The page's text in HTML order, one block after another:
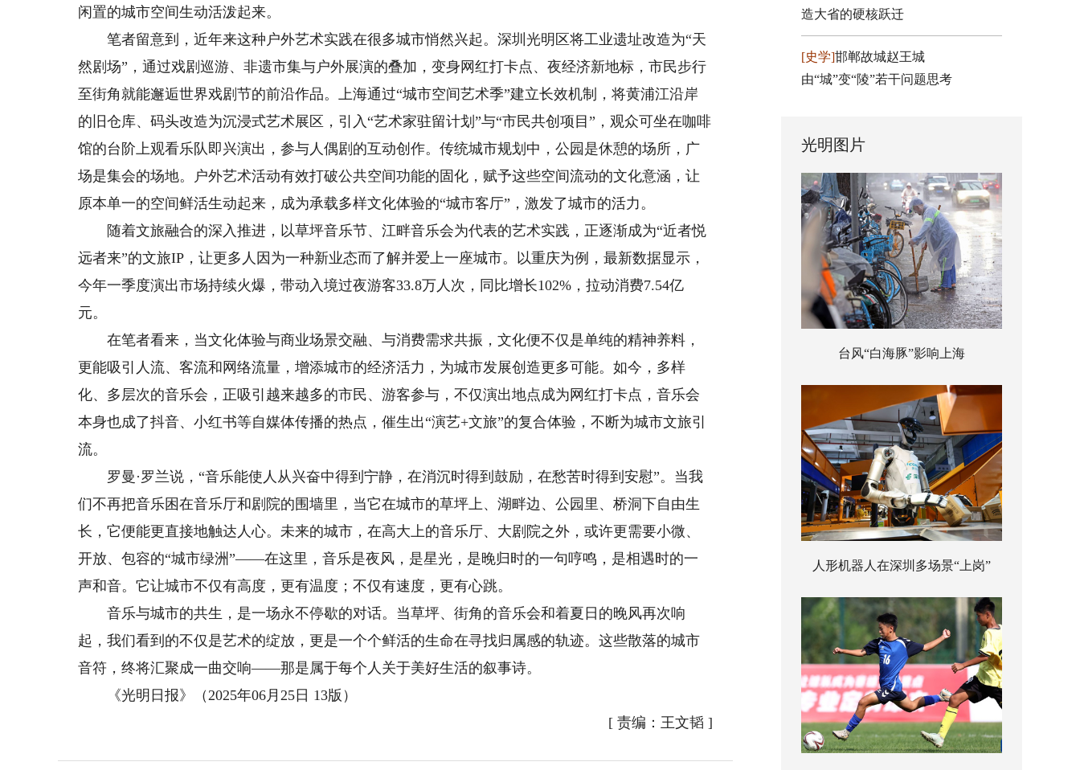
闲置的城市空间生动活泼起来。
笔者留意到，近年来这种户外艺术实践在很多城市悄然兴起。深圳光明区将工业遗址改造为“天
然剧场”，通过戏剧巡游、非遗市集与户外展演的叠加，变身网红打卡点、夜经济新地标，市民步行
至街角就能邂逅世界戏剧节的前沿作品。上海通过“城市空间艺术季”建立长效机制，将黄浦江沿岸
的旧仓库、码头改造为沉浸式艺术展区，引入“艺术家驻留计划”与“市民共创项目”，观众可坐在咖啡
馆的台阶上观看乐队即兴演出，参与人偶剧的互动创作。传统城市规划中，公园是休憩的场所，广
场是集会的场地。户外艺术活动有效打破公共空间功能的固化，赋予这些空间流动的文化意涵，让
原本单一的空间鲜活生动起来，成为承载多样文化体验的“城市客厅”，激发了城市的活力。
随着文旅融合的深入推进，以草坪音乐节、江畔音乐会为代表的艺术实践，正逐渐成为“近者悦
远者来”的文旅IP，让更多人因为一种新业态而了解并爱上一座城市。以重庆为例，最新数据显示，
今年一季度演出市场持续火爆，带动入境过夜游客33.8万人次，同比增长102%，拉动消费7.54亿
元。
在笔者看来，当文化体验与商业场景交融、与消费需求共振，文化便不仅是单纯的精神养料，
更能吸引人流、客流和网络流量，增添城市的经济活力，为城市发展创造更多可能。如今，多样
化、多层次的音乐会，正吸引越来越多的市民、游客参与，不仅演出地点成为网红打卡点，音乐会
本身也成了抖音、小红书等自媒体传播的热点，催生出“演艺+文旅”的复合体验，不断为城市文旅引
流。
罗曼·罗兰说，“音乐能使人从兴奋中得到宁静，在消沉时得到鼓励，在愁苦时得到安慰”。当我
们不再把音乐困在音乐厅和剧院的围墙里，当它在城市的草坪上、湖畔边、公园里、桥洞下自由生
长，它便能更直接地触达人心。未来的城市，在高大上的音乐厅、大剧院之外，或许更需要小微、
开放、包容的“城市绿洲”——在这里，音乐是夜风，是星光，是晚归时的一句哼鸣，是相遇时的一
声和音。它让城市不仅有高度，更有温度；不仅有速度，更有心跳。
音乐与城市的共生，是一场永不停歇的对话。当草坪、街角的音乐会和着夏日的晚风再次响
起，我们看到的不仅是艺术的绽放，更是一个个鲜活的生命在寻找归属感的轨迹。这些散落的城市
音符，终将汇聚成一曲交响——那是属于每个人关于美好生活的叙事诗。
《光明日报》（2025年06月25日 13版）
[ 责编：王文韬 ]
造大省的硬核跃迁
[史学]邯郸故城赵王城
由“城”变“陵”若干问题思考
光明图片
台风“白海豚”影响上海
人形机器人在深圳多场景“上岗”